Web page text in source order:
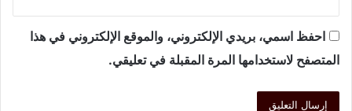
احفظ اسمي، بريدي الإلكتروني، والموقع الإلكتروني في هذا
المتصفح لاستخدامها المرة المقبلة في تعليقي.